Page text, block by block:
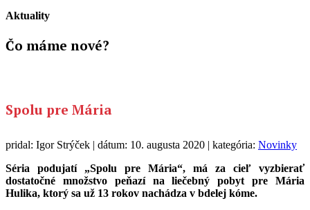
Aktuality
Čo máme nové?
Spolu pre Mária
pridal: Igor Strýček | dátum: 10. augusta 2020 | kategória: Novinky
Séria podujatí „Spolu pre Mária“, má za cieľ vyzbierať
dostatočné množstvo peňazí na liečebný pobyt pre Mária
Hulika, ktorý sa už 13 rokov nachádza v bdelej kóme.